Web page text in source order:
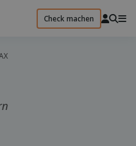
Check machen